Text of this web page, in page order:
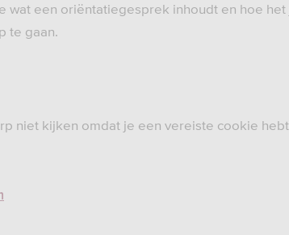
wat een oriëntatiegesprek inhoudt en hoe
te gaan.
niet kijken omdat je een vereiste cookie